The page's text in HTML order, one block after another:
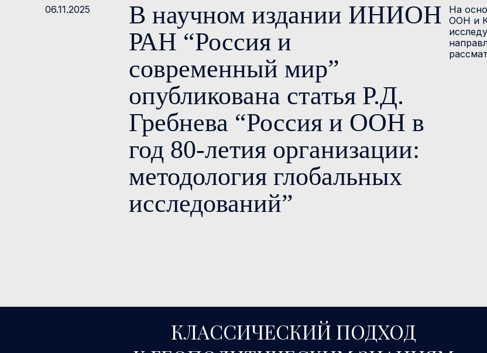
06.11.2025
В научном издании ИНИОН
РАН “Россия и
современный мир”
опубликована статья Р.Д.
Гребнева “Россия и ООН в
год 80-летия организации:
методология глобальных
исследований”
На
ООН и
КЛАССИЧЕСКИЙ ПОДХОД